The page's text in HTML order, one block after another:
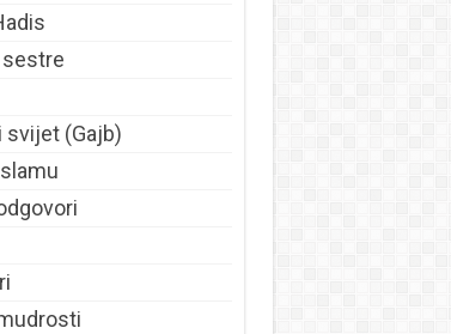
sestre
svijet (Gajb)